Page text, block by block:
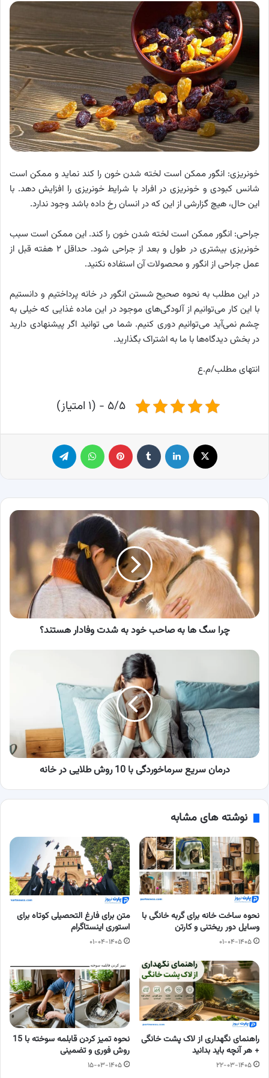
خونریزی: انگور ممکن است لخته شدن خون را کند نماید و ممکن است
شانس کبودی و خونریزی در افراد با شرایط خونریزی را افزایش دهد. با
این حال، هیچ گزارشی از این که در انسان رخ داده باشد وجود ندارد.
جراحی: انگور ممکن است لخته شدن خون را کند. این ممکن است سبب
خونریزی بیشتری در طول و بعد از جراحی شود. حداقل ۲ هفته قبل از
عمل جراحی از انگور و محصولات آن استفاده نکنید.
در این مطلب به نحوه صحیح شستن انگور در خانه پرداختیم و دانستیم
با این کار می‌توانیم از آلودگی‌های موجود در این ماده غذایی که خیلی به
چشم نمی‌آید می‌توانیم دوری کنیم. شما می توانید اگر پیشنهادی دارید
در بخش دیدگاه‌ها با ما به اشتراک بگذارید.
انتهای مطلب/م.ع
۵/۵ - (۱ امتیاز)
لینکدین ‫تامبلر پینترست
چرا
سگ
صاحب
به
شدت
وفادار
چرا سگ ها به صاحب خود به شدت وفادار هستند؟
درمان
سرماخوردگی
با
10
روش
طلایی
در
خانه
درمان سریع سرماخوردگی با 10 روش طلایی در خانه
نوشته های مشابه
نحوه ساخت خانه برای گربه خانگی با
وسایل دور ریختنی و کارتن
۰۱-۰۴-۱۴۰۵
متن برای فارغ التحصیلی کوتاه برای
استوری اینستاگرام
۰۱-۰۴-۱۴۰۵
راهنمای نگهداری از لاک پشت خانگی
+ هر آنچه باید بدانید
۲۲-۰۳-۱۴۰۵
نحوه تمیز کردن قابلمه سوخته با 15
روش فوری و تضمینی
۱۵-۰۳-۱۴۰۵